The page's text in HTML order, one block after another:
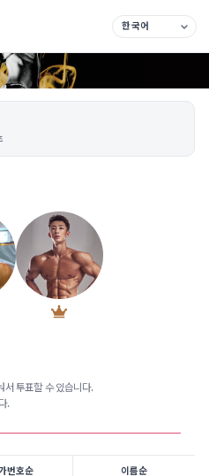
서 투표할 수 있습니다.
.
번호순 이름순